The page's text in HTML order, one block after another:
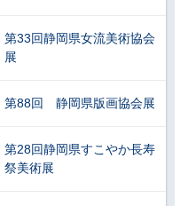
第33回静岡県女流美術協会
展
第88回 静岡県版画協会展
第28回静岡県すこやか長寿
祭美術展